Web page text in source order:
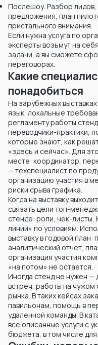
Послешоу. Разбор
предложения, план
пристального внимания.
Если нужна услуга по
эксперты возьмут на
задачи, а вы сможете
переговорах.
Какие
понадобиться
На зарубежных
язык, локальные
регламенту работы
переводчики-практики,
которые знают, как
«здесь и сейчас». Для
месте: координатор,
— техспециалист по
организацию участия в
риски срыва графика.
Когда на выставку
связать цели топ-
стенде: роли, чек-листы,
линии» по условиям.
выставку в годовой план:
аналитический отчет,
организация участия
«на потом» не остается.
Иногда стенд не нужен —
встреч, работы на чужом
рынка. В таких кейсах
павильонам, помощь в
удаленной команды. В
все описанные услуги с
бюджета, в том числе для